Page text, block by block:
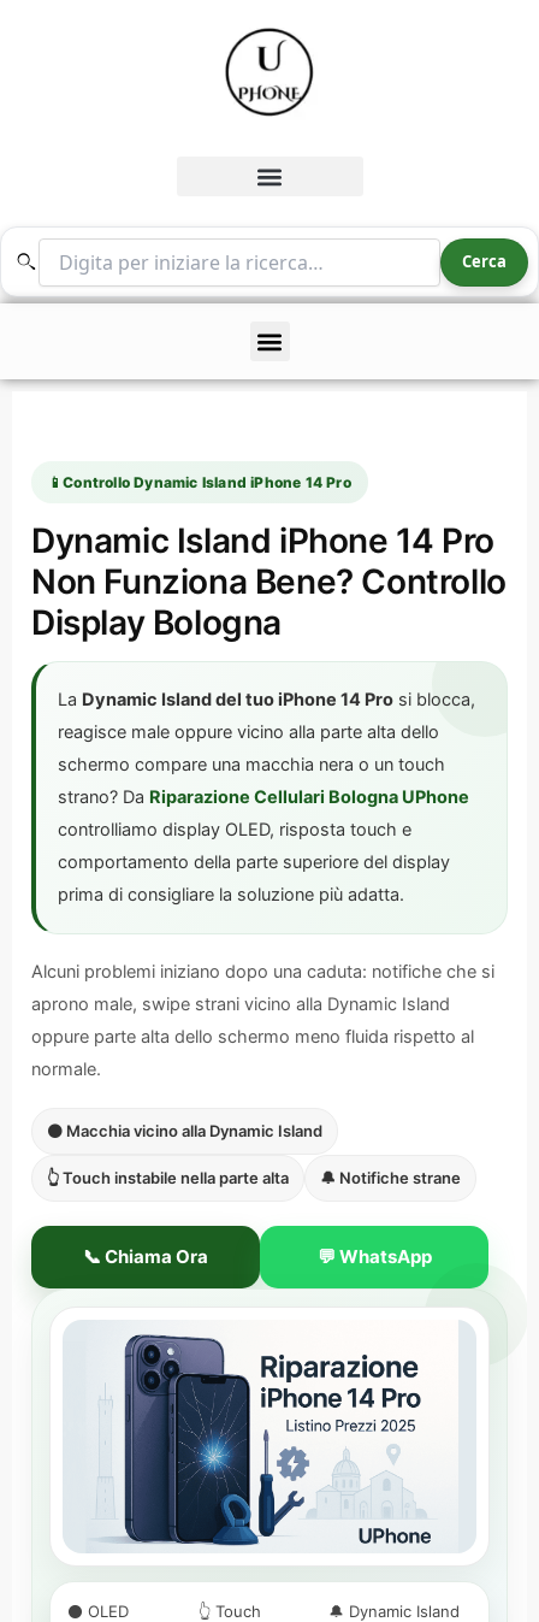
Cerca nel sito
Cerca
📱Controllo Dynamic Island iPhone 14 Pro
Dynamic Island iPhone 14 Pro
Non Funziona Bene? Controllo
Display Bologna
La Dynamic Island del tuo iPhone 14 Pro si blocca,
reagisce male oppure vicino alla parte alta dello
schermo compare una macchia nera o un touch
strano? Da Riparazione Cellulari Bologna UPhone
controlliamo display OLED, risposta touch e
comportamento della parte superiore del display
prima di consigliare la soluzione più adatta.
Alcuni problemi iniziano dopo una caduta: notifiche che si
aprono male, swipe strani vicino alla Dynamic Island
oppure parte alta dello schermo meno fluida rispetto al
normale.
⚫ Macchia vicino alla Dynamic Island
👆 Touch instabile nella parte alta 🔔 Notifiche strane
📞 Chiama Ora 💬 WhatsApp
⚫ OLED
👆 Touch
🔔 Dynamic Island